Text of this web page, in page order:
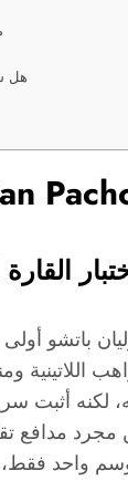
هل
خطا وليان
اللاتينية
أثبت
مجرد مدافع
واحد